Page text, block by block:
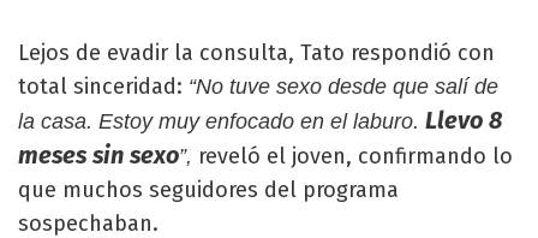
Lejos de evadir la consulta, Tato respondió con
total sinceridad: “No tuve sexo desde que salí de
la casa. Estoy muy enfocado en el laburo. Llevo 8
meses sin sexo”, reveló el joven, confirmando lo
que muchos seguidores del programa
sospechaban.